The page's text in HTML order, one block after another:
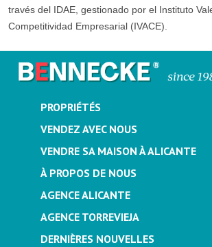
través del IDAE, gestionado por el Instituto
Competitividad Empresarial (IVACE).
PROPRIÉTÉS
VENDEZ AVEC NOUS
VENDRE SA MAISON À ALICANTE
À PROPOS DE NOUS
AGENCE ALICANTE
AGENCE TORREVIEJA
DERNIÈRES NOUVELLES